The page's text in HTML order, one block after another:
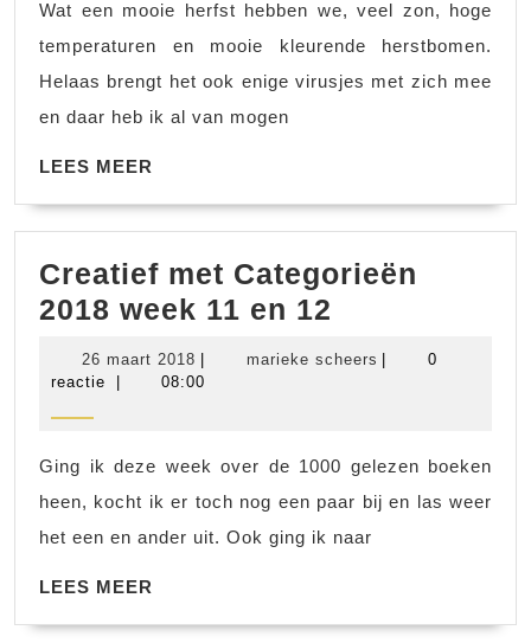
Wat een mooie herfst hebben we, veel zon, hoge
temperaturen en mooie kleurende herstbomen.
Helaas brengt het ook enige virusjes met zich mee
en daar heb ik al van mogen
LEES MEER
Creatief met Categorieën
2018 week 11 en 12
Categorieën
11
26 maart 2018 26
maart
| marieke scheers marieke
|
0
reactie
| 08:00
Ging ik deze week over de 1000 gelezen boeken
heen, kocht ik er toch nog een paar bij en las weer
het een en ander uit. Ook ging ik naar
LEES MEER